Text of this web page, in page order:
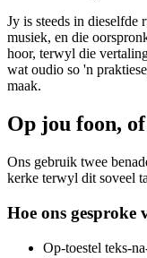
Jy is steeds in dieselfde
musiek, en die
hoor, terwyl die
wat oudio so 'n
maak.
Op jou foon,
Ons gebruik twee
kerke terwyl dit soveel
Hoe ons gesproke
Op-toestel teks-